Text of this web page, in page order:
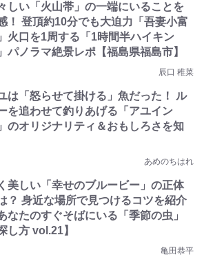
しい「火山帯」の一端にいることを
！ 登頂約10分でも大迫力「吾妻小富
火口を1周する「1時間半ハイキン
パノラマ絶景レポ【福島県福島市】
辰口 稚菜
は「怒らせて掛ける」魚だった！ ル
を追わせて釣りあげる「アユイン
のオリジナリティ＆おもしろさを知
あめのちはれ
美しい「幸せのブルービー」の正体
？ 身近な場所で見つけるコツを紹介
なたのすぐそばにいる「季節の虫」
し方 vol.21】
亀田恭平